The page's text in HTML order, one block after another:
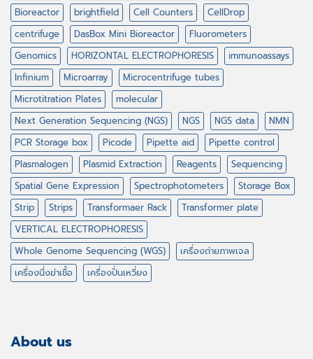
Bioreactor
brightfield Cell Counters
CellDrop
centrifuge
DasBox Mini Bioreactor
Fluorometers
Genomics
HORIZONTAL ELECTROPHORESIS
immunoassays
Infinium
Microarray
Microcentrifuge tubes
Microtitration Plates
molecular
Next Generation Sequencing (NGS)
NGS NGS data
NMN
PCR Storage box
Picode Pipette aid
Pipette control
Plasmalogen
Plasmid Extraction Reagents
Sequencing
Spatial Gene Expression
Spectrophotometers
Storage Box
Strip
Strips Transformaer Rack
Transformer plate
VERTICAL ELECTROPHORESIS
Whole Genome Sequencing (WGS)
เครื่องถ่ายภาพเจล
เครื่องนึ่งฆ่าเชื้อ
เครื่องปั่นเหวี่ยง
About us